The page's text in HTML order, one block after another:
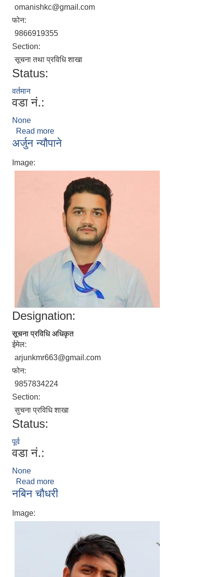
omanishkc@gmail.com
फोन:
9866919355
Section:
सूचना तथा प्रविधि शाखा
Status:
वर्तमान
वडा नं.:
None
Read more
अर्जुन न्याैपाने
Image:
Designation:
सूचना प्रविधि अधिकृत
ईमेल:
arjunkmr663@gmail.com
फोन:
9857834224
Section:
सुचना प्रविधि शाखा
Status:
पूर्व
वडा नं.:
None
Read more
नबिन चाैधरी
Image: